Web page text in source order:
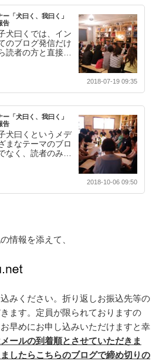
「犬曰く、我曰く」
告
犬曰くでは、イン
のブログ発信だけ
読者の方と直接コ
2018-07-19 09:35
「犬曰く、我曰く」
告
犬曰くというメデ
まなテーマのブロ
なく、読者のみな
2018-10-06 09:50
情報を添えて、
みください。折り返しお振込先等の
ます。定員が限られておりますの
早めにお申し込みいただけますと幸
ールの到着順とさせていただきま
したらこちらのブログで締め切りの